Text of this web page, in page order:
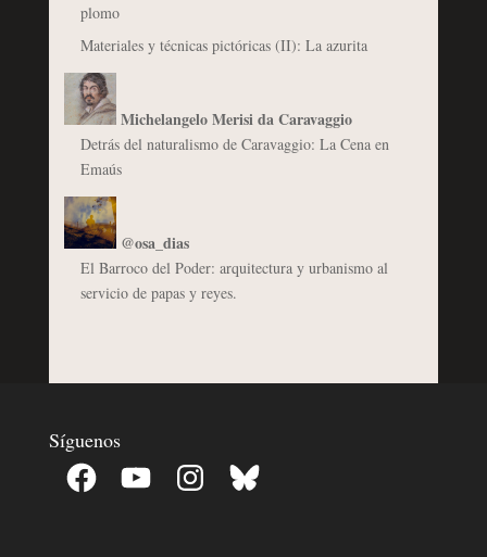
plomo
Materiales y técnicas pictóricas (II): La azurita
Michelangelo Merisi da Caravaggio
Detrás del naturalismo de Caravaggio: La Cena en
Emaús
@osa_dias
El Barroco del Poder: arquitectura y urbanismo al
servicio de papas y reyes.
Síguenos
Facebook YouTube InstagramBluesky